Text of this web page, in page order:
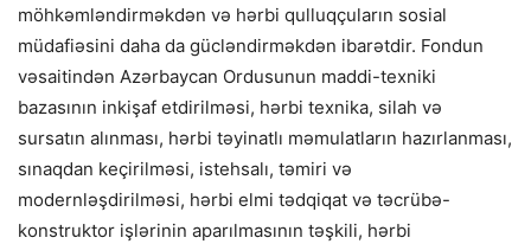
möhkəmləndirməkdən və hərbi qulluqçuların sosial
müdafiəsini daha da gücləndirməkdən ibarətdir. Fondun
vəsaitindən Azərbaycan Ordusunun maddi-texniki
bazasının inkişaf etdirilməsi, hərbi texnika, silah və
sursatın alınması, hərbi təyinatlı məmulatların hazırlanması,
sınaqdan keçirilməsi, istehsalı, təmiri və
modernləşdirilməsi, hərbi elmi tədqiqat və təcrübə-
konstruktor işlərinin aparılmasının təşkili, hərbi